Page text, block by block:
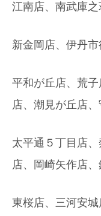
江南店、南武庫之
新金岡店、伊丹
平和が丘店、荒
店、潮見が丘店、
太平通５丁目店
店、岡崎矢作店
東桜店、三河安